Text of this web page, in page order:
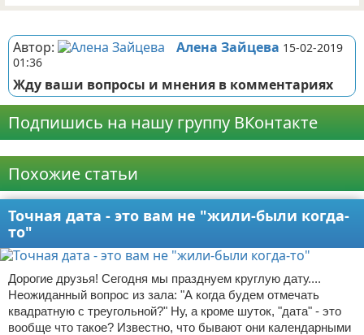
Автор: Алена Зайцева 15-02-2019
01:36
Жду ваши вопросы и мнения в комментариях
Подпишись на нашу группу ВКонтакте
Похожие статьи
Точная дата - это вам не "жили-были когда-
то"
Дорогие друзья! Сегодня мы празднуем круглую дату....
Неожиданный вопрос из зала: "А когда будем отмечать
квадратную с треугольной?" Ну, а кроме шуток, "дата" - это
вообще что такое? Известно, что бывают они календарными